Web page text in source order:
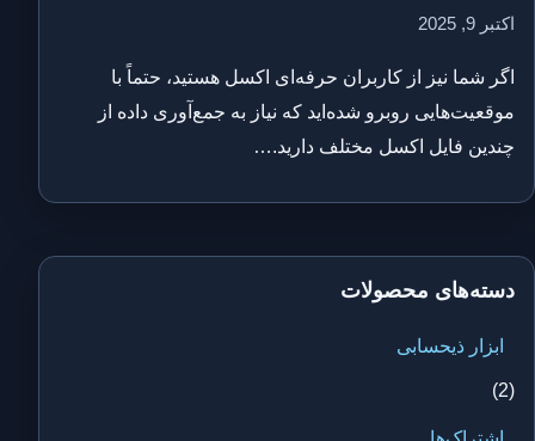
اکتبر 9, 2025
اگر شما نیز از کاربران حرفه‌ای اکسل هستید، حتماً با
موقعیت‌هایی روبرو شده‌اید که نیاز به جمع‌آوری داده از
چندین فایل اکسل مختلف دارید.…
دسته‌های محصولات
ابزار ذیحسابی
(2)